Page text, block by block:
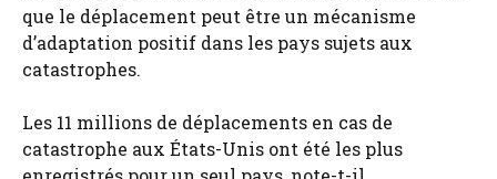
que le déplacement peut être un mécanisme
d’adaptation positif dans les pays sujets aux
catastrophes.
Les 11 millions de déplacements en cas de
catastrophe aux États-Unis ont été les plus